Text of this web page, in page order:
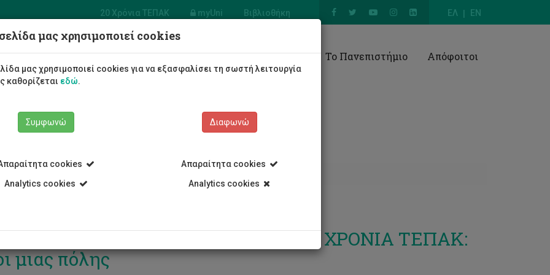
ΕΛ EN
20 Χρόνια ΤΕΠΑΚ myUni Βιβλιοθήκη
Φοιτητές/τριες Σπουδές Έρευνα Το Πανεπιστήμιο Απόφοιτοι
2024 Επετειακή Συναυλία για τα 20 ΧΡΟΝΙΑ ΤΕΠΑΚ:
μιας πόλης
μας χρησιμοποιεί cookies
μας χρησιμοποιεί cookies για να εξασφαλίσει τη σωστή λειτουργία
καθορίζεται εδώ.
Συμφωνώ
cookies
Analytics cookies
Διαφωνώ
Απαραίτητα cookies
Analytics cookies